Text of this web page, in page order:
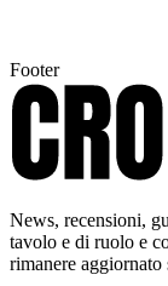
Footer
News, recensioni,
tavolo e di ruolo e
rimanere